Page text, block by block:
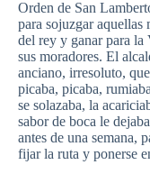
Orden de San
para sojuzgar aquellas
del rey y ganar para la
sus moradores. El
anciano, irresoluto,
picaba, picaba,
se solazaba, la
sabor de boca le
antes de una semana,
fijar la ruta y ponerse